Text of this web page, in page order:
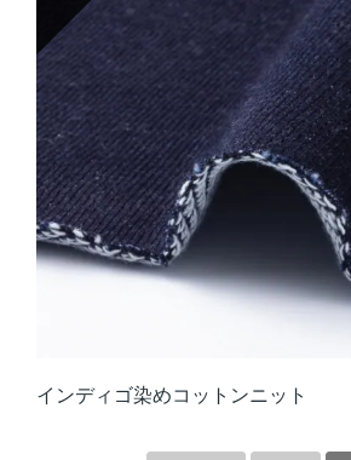
インディゴ染めコットンニット